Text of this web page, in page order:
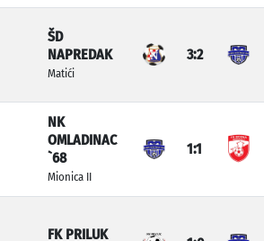
ŠD
NAPREDAK
Matići
3:2
NK
OMLADINAC
`68
Mionica II
1:1
FK PRILUK